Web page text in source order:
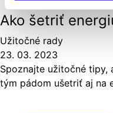
Ako šetriť
Užitočné rady
23. 03. 2023
Spoznajte užitočné tipy,
tým pádom ušetriť aj na